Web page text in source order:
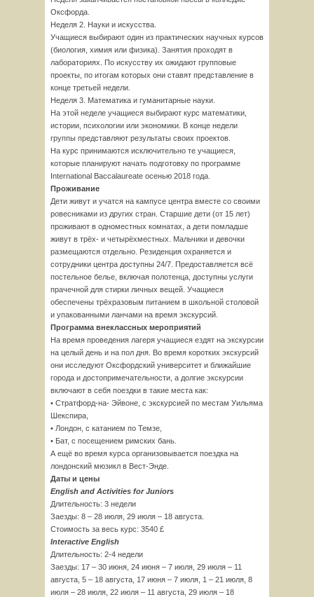
Оксфорда.
Неделя 2. Науки и искусства.
Учащиеся выбирают один из практических научных курсов
(биология, химия или физика). Занятия проходят в
лабораториях. По искусству их ожидают групповые
проекты, по итогам которых они ставят представление в
конце третьей недели.
Неделя 3. Математика и гуманитарные науки.
На этой неделе учащиеся выбирают курс математики,
истории, психологии или экономики. В конце недели
группы представляют результаты своих проектов.
На курс принимаются исключительно те учащиеся,
которые планируют начать подготовку по программе
International Baccalaureate осенью 2018 года.
Проживание
Дети живут и учатся на кампусе центра вместе со своими
ровесниками из других стран. Старшие дети (от 15 лет)
проживают в одноместных комнатах, а дети помладше
живут в трёх- и четырёхместных. Мальчики и девочки
размещаются отдельно. Резиденция охраняется и
сотрудники центра доступны 24/7. Предоставляется всё
постельное белье, включая полотенца, доступны услуги
прачечной для стирки личных вещей. Учащиеся
обеспечены трёхразовым питанием в школьной столовой
и упакованными ланчами на время экскурсий.
Программа внеклассных мероприятий
На время проведения лагеря учащиеся ездят на экскурсии
на целый день и на пол дня. Во время коротких экскурсий
они исследуют Оксфордский университет и ближайшие
города и достопримечательности, а долгие экскурсии
включают в себя поездки в такие места как:
• Стратфорд-на- Эйвоне, с экскурсией по местам Уильяма
Шекспира,
• Лондон, с катанием по Темзе,
• Бат, с посещением римских бань.
А ещё во время курса организовывается поездка на
лондонский мюзикл в Вест-Энде.
Даты и цены
English and Activities for Juniors
Длительность: 3 недели
Заезды: 8 – 28 июля, 29 июля – 18 августа.
Стоимость за весь курс: 3540 £
Interactive English
Длительность: 2-4 недели
Заезды: 17 – 30 июня, 24 июня – 7 июля, 29 июля – 11
августа, 5 – 18 августа, 17 июня – 7 июля, 1 – 21 июля, 8
июля – 28 июля, 22 июля – 11 августа, 29 июля – 18